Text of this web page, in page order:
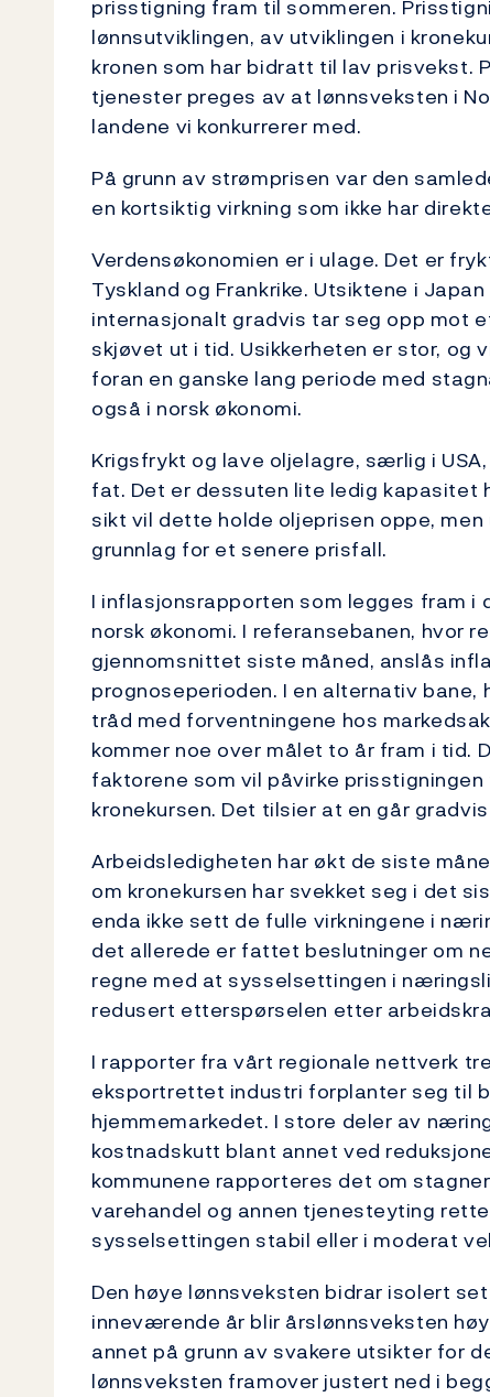
prisstigning fram til sommeren.
lønnsutviklingen, av utviklingen i
kronen som har bidratt til lav prisvekst.
tjenester preges av at lønnsveksten i
landene vi konkurrerer med.
På grunn av strømprisen var den
en kortsiktig virkning som ikke har
Verdensøkonomien er i ulage. Det er
Tyskland og Frankrike. Utsiktene i
internasjonalt gradvis tar seg opp mot
skjøvet ut i tid. Usikkerheten er stor, og
foran en ganske lang periode med
også i norsk økonomi.
Krigsfrykt og lave oljelagre, særlig i
fat. Det er dessuten lite ledig kapasitet
sikt vil dette holde oljeprisen oppe,
grunnlag for et senere prisfall.
I inflasjonsrapporten som legges fram
norsk økonomi. I referansebanen, hvor
gjennomsnittet siste måned, anslås
prognoseperioden. I en alternativ
tråd med forventningene hos
kommer noe over målet to år fram i tid.
faktorene som vil påvirke
kronekursen. Det tilsier at en går
Arbeidsledigheten har økt de siste
om kronekursen har svekket seg i det
enda ikke sett de fulle virkningene i
det allerede er fattet beslutninger om
regne med at sysselsettingen i
redusert etterspørselen etter
I rapporter fra vårt regionale nettverk
eksportrettet industri forplanter seg til
hjemmemarkedet. I store deler av
kostnadskutt blant annet ved
kommunene rapporteres det om
varehandel og annen tjenesteyting
sysselsettingen stabil eller i moderat
Den høye lønnsveksten bidrar isolert
inneværende år blir årslønnsveksten
annet på grunn av svakere utsikter for
lønnsveksten framover justert ned i